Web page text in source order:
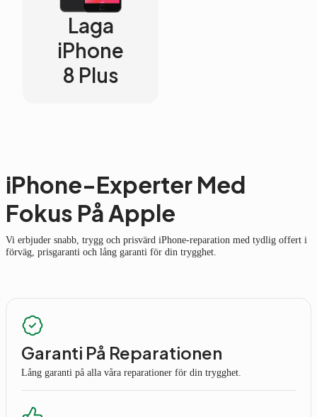
Laga
iPhone
8 Plus
iPhone-Experter Med
Fokus På Apple
Vi erbjuder snabb, trygg och prisvärd iPhone-reparation med tydlig offert i
förväg, prisgaranti och lång garanti för din trygghet.
Garanti På Reparationen
Lång garanti på alla våra reparationer för din trygghet.